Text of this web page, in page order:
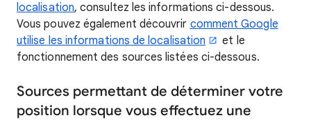
localisation, consultez les informations ci-dessous.
Vous pouvez également découvrir comment Google
utilise les informations de localisation
et le
fonctionnement des sources listées ci-dessous.
Sources permettant de déterminer votre
position lorsque vous effectuez une